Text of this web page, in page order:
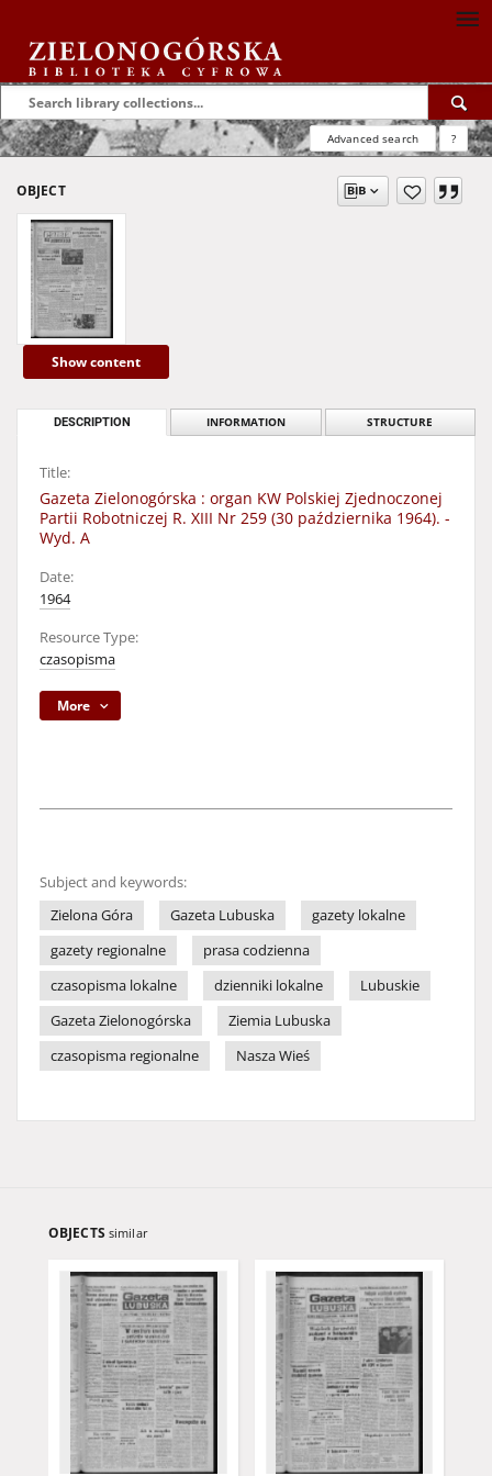
Advanced search ?
OBJECT
Show content
DESCRIPTION INFORMATION STRUCTURE
Title:
Gazeta Zielonogórska : organ KW Polskiej Zjednoczonej
Partii Robotniczej R. XIII Nr 259 (30 października 1964). -
Wyd. A
Date:
1964
Resource Type:
czasopisma
More
Subject and keywords:
Zielona Góra
Gazeta Lubuska
gazety lokalne
gazety regionalne
prasa codzienna
czasopisma lokalne
dzienniki lokalne
Lubuskie
Gazeta Zielonogórska
Ziemia Lubuska
czasopisma regionalne
Nasza Wieś
OBJECTS similar